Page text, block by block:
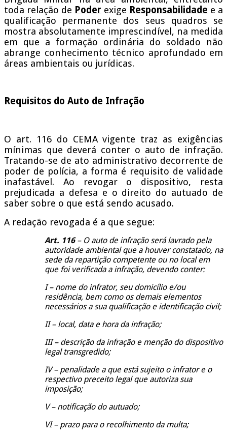
toda relação de Poder exige Responsabilidade e a
qualificação permanente dos seus quadros se
mostra absolutamente imprescindível, na medida
em que a formação ordinária do soldado não
abrange conhecimento técnico aprofundado em
áreas ambientais ou jurídicas.
Requisitos do Auto de Infração
O art. 116 do CEMA vigente traz as exigências
mínimas que deverá conter o auto de infração.
Tratando-se de ato administrativo decorrente de
poder de polícia, a forma é requisito de validade
inafastável. Ao revogar o dispositivo, resta
prejudicada a defesa e o direito do autuado de
saber sobre o que está sendo acusado.
A redação revogada é a que segue:
Art. 116– O auto de infração será lavrado pela
autoridade ambiental que a houver constatado, na
sede da repartição competente ou no local em
que foi verificada a infração, devendo conter:
I – nome do infrator, seu domicílio e/ou
residência, bem como os demais elementos
necessários a sua qualificação e identificação civil;
II – local, data e hora da infração;
III – descrição da infração e menção do dispositivo
legal transgredido;
IV – penalidade a que está sujeito o infrator e o
respectivo preceito legal que autoriza sua
imposição;
V – notificação do autuado;
VI – prazo para o recolhimento da multa;